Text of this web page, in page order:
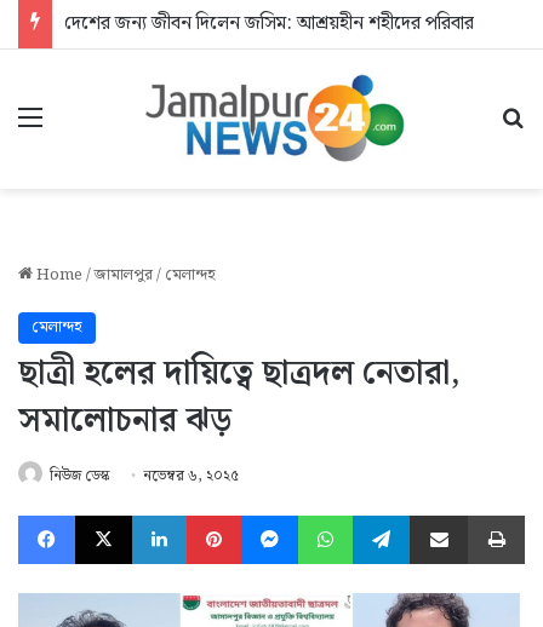
দেশের জন্য জীবন দিলেন জসিম: আশ্রয়হীন শহীদের পরিবার
Menu
Home/জামালপুর/মেলান্দহ
মেলান্দহ
ছাত্রী হলের দায়িত্বে ছাত্রদল নেতারা,
সমালোচনার ঝড়
নিউজ ডেস্ক নভেম্বর ৬, ২০২৫
Facebook
X LinkedInPinterestMessengerWhatsAppTelegramShare via Email